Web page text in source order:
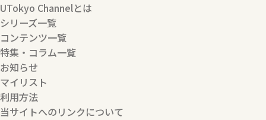
UTokyo Channelとは
シリーズ一覧
コンテンツ一覧
特集・コラム一覧
お知らせ
マイリスト
利用方法
当サイトへのリンクについて